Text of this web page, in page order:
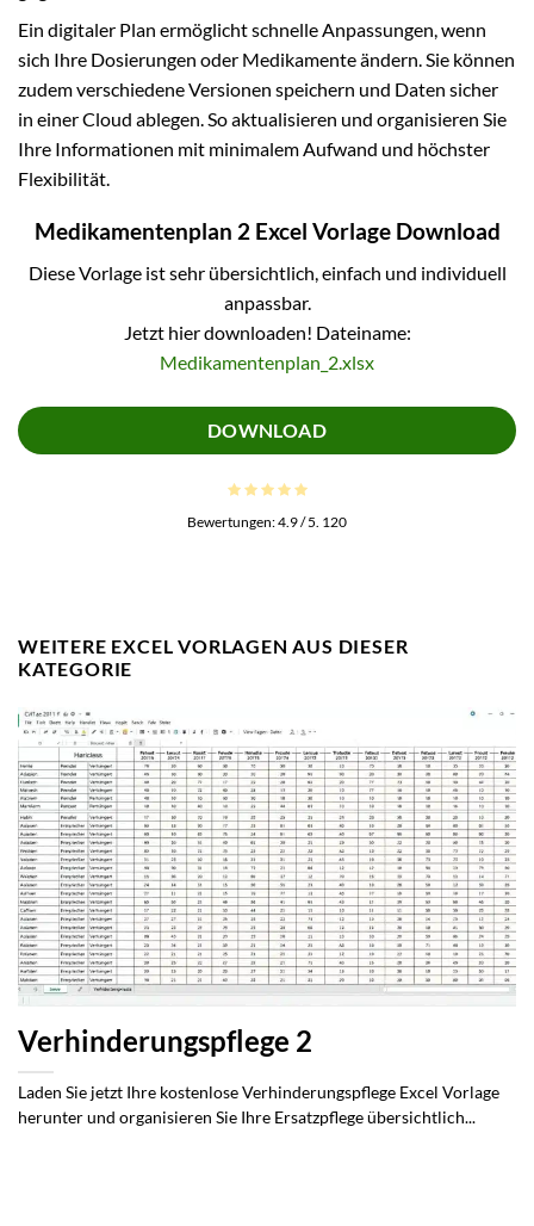
Ein digitaler Plan ermöglicht schnelle Anpassungen, wenn
sich Ihre Dosierungen oder Medikamente ändern. Sie können
zudem verschiedene Versionen speichern und Daten sicher
in einer Cloud ablegen. So aktualisieren und organisieren Sie
Ihre Informationen mit minimalem Aufwand und höchster
Flexibilität.
Medikamentenplan 2 Excel Vorlage Download
Diese Vorlage ist sehr übersichtlich, einfach und individuell
anpassbar.
Jetzt hier downloaden! Dateiname:
Medikamentenplan_2.xlsx
DOWNLOAD
Bewertungen:4.9/ 5. 120
WEITERE EXCEL VORLAGEN AUS DIESER
KATEGORIE
Verhinderungspflege 2
Laden Sie jetzt Ihre kostenlose Verhinderungspflege Excel Vorlage
herunter und organisieren Sie Ihre Ersatzpflege übersichtlich...